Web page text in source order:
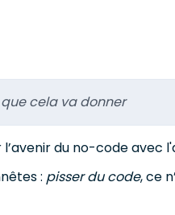
cela va donner
du no-code avec
: pisser du code, ce